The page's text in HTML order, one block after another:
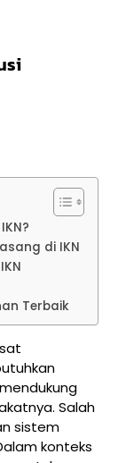
di IKN
Terbaik
Salah
sistem
konteks